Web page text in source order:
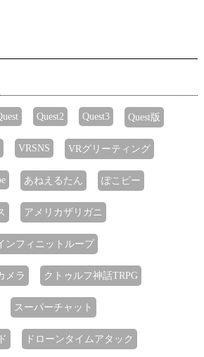
Quest2 Quest3 Quest版
VRSNS VRグリーティング
あねえるたん ぽこピー
アメリカザリガニ
ンフィニットループ
メラ クトゥルフ神話TRPG
スーパーチャット
ドローンタイムアタック